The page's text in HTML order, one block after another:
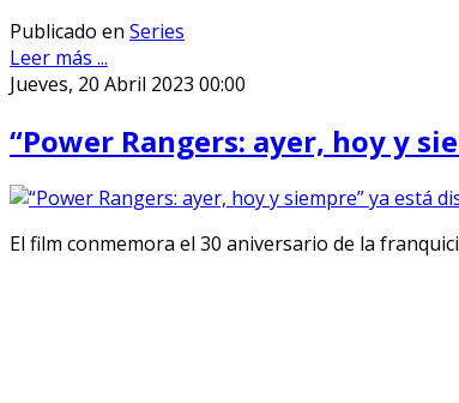
Publicado en Series
Leer más ...
Jueves, 20 Abril 2023 00:00
“Power Rangers: ayer, hoy y
El film conmemora el 30 aniversario de la